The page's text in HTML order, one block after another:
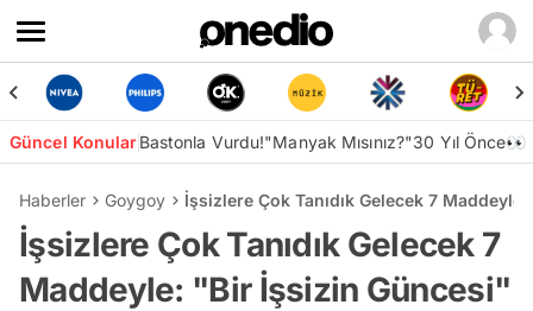
Güncel KonularBastonla Vurdu!"Manyak Mısınız?"30 Yıl Önce👀
Haberler Goygoy İşsizlere Çok Tanıdık Gelecek 7
İşsizlere Çok Tanıdık Gelecek 7
Maddeyle: "Bir İşsizin Güncesi"